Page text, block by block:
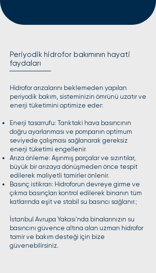
Periyodik hidrofor bakımının hayati
faydaları
Hidrofor arızalarını beklemeden yapılan
periyodik bakım, sisteminizin ömrünü uzatır ve
enerji tüketimini optimize eder:
Enerji tasarrufu: Tanktaki hava basıncının
doğru ayarlanması ve pompanın optimum
seviyede çalışması sağlanarak gereksiz
enerji tüketimi engellenir.
Arıza önleme: Aşınmış parçalar ve sızıntılar,
büyük bir arızaya dönüşmeden önce tespit
edilerek maliyetli tamirler önlenir.
Basınç istikrarı: Hidroforun devreye girme ve
çıkma basınçları kontrol edilerek binanın tüm
katlarında eşit ve stabil su basıncı sağlanır.;
İstanbul Avrupa Yakası'nda binalarınızın su
basıncını güvence altına alan uzman hidrofor
tamir ve bakım desteği için bize
güvenebilirsiniz.